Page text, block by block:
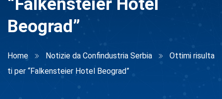
“Falkensteier Hotel
Beograd”
Home Notizie da Confindustria Serbia
Ottimi risulta
ti per “Falkensteier Hotel Beograd”